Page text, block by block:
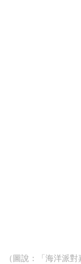
（圖說：「海洋派